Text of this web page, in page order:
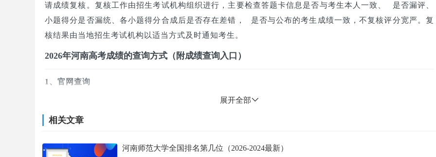
请成绩复核。复核工作由招生考试机构组织进行，主要检查答题卡信息是否与考生本人一致、 是否漏评、
小题得分是否漏统、各小题得分合成后是否存在差错， 是否与公布的考生成绩一致，不复核评分宽严。复
核结果由当地招生考试机构以适当方式及时通知考生。
2026年河南高考成绩的查询方式（附成绩查询入口）
1、官网查询
1）河南省教育厅网站（https://jyt.henan.gov.cn/）
点击下方【高考成绩查询】进行查询（如下图）
展开全部
相关文章
河南师范大学全国排名第几位（2026-2024最新）